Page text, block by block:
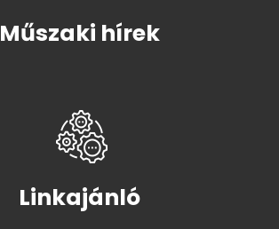
Műszaki hírek
Linkajánló